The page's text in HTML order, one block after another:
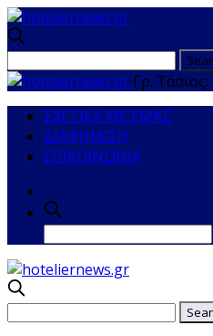
Γρ.
ΣΧΕΤΙΚΑ ΜΕ ΕΜΑΣ
ΔΙΑΦΗΜΙΣΗ
ΕΠΙΚΟΙΝΩΝΙΑ